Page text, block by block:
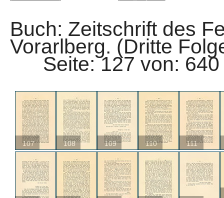
Buch: Zeitschrift des
Vorarlberg. (Dritte
Seite: 127 von:
107 108 109 110 111